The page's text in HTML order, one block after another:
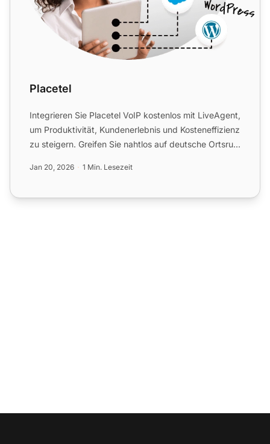
Placetel
Integrieren Sie Placetel VoIP kostenlos mit LiveAgent,
um Produktivität, Kundenerlebnis und Kosteneffizienz
zu steigern. Greifen Sie nahtlos auf deutsche Ortsru...
Jan 20, 2026 1 Min. Lesezeit